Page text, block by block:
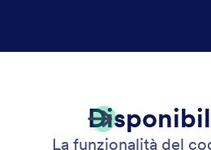
La funzionalità del